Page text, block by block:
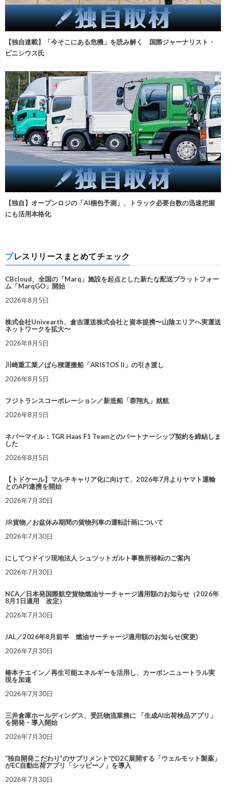
【独自連載】「今そこにある危機」を読み解く 国際ジャーナリスト・
ビニシウス氏
【独自】オープンロジの「AI梱包予測」、トラック必要台数の迅速把握
にも活用本格化
プレスリリースまとめてチェック
CBcloud、全国の「Marq」施設を起点とした新たな配送プラットフォー
ム「MarqGO」開始
2026年8月5日
株式会社Univearth、倉吉運送株式会社と資本提携〜山陰エリアへ実運送
ネットワークを拡大〜
2026年8月5日
川崎重工業／ばら積運搬船「ARISTOS II」の引き渡し
2026年8月5日
フジトランスコーポレーション／新造船「蓉翔丸」就航
2026年8月5日
ネバーマイル：TGR Haas F1 Teamとのパートナーシップ契約を締結しま
した
2026年8月5日
【トドケール】マルチキャリア化に向けて、2026年7月よりヤマト運輸
とのAPI連携を開始
2026年7月30日
JR貨物／お盆休み期間の貨物列車の運転計画について
2026年7月30日
にしてつドイツ現地法人 シュツットガルト事務所移転のご案内
2026年7月30日
NCA／日本発国際航空貨物燃油サーチャージ適用額のお知らせ（2026年
8月1日適用 改定）
2026年7月30日
JAL／2026年8月前半 燃油サーチャージ適用額のお知らせ(変更)
2026年7月30日
椿本チエイン／再生可能エネルギーを活用し、カーボンニュートラル実
現を加速
2026年7月30日
三井倉庫ホールディングス、受託物流業務に 「生成AI出荷検品アプリ」
を開発・導入開始
2026年7月30日
“独自開発こだわり”のサプリメントでD2C展開する「ウェルモット製薬」
がEC自動出荷アプリ「シッピーノ」を導入
2026年7月30日